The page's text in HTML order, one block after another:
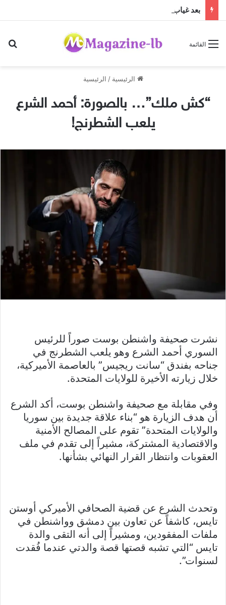
القائمة
الرئيسية / الرئيسية
“كش ملك”… بالصورة: أحمد الشرع
يلعب الشطرنج!
نشرت صحيفة واشنطن بوست صوراً للرئيس
السوري أحمد الشرع وهو يلعب الشطرنج في
جناحه بفندق “سانت ريجيس” بالعاصمة الأميركية،
خلال زيارته الأخيرة للولايات المتحدة.
وفي مقابلة مع صحيفة واشنطن بوست، أكد الشرع
أن هدف الزيارة هو “بناء علاقة جديدة بين سوريا
والولايات المتحدة” تقوم على المصالح الأمنية
والاقتصادية المشتركة، مشيراً إلى تقدم في ملف
العقوبات وانتظار القرار النهائي بشأنها.
وتحدث الشرع عن قضية الصحافي الأميركي أوستن
تايس، كاشفاً عن تعاون بين دمشق وواشنطن في
ملفات المفقودين، ومشيراً إلى أنه التقى والدة
تايس “التي تشبه قصتها قصة والدتي عندما فُقدت
لسنوات”.